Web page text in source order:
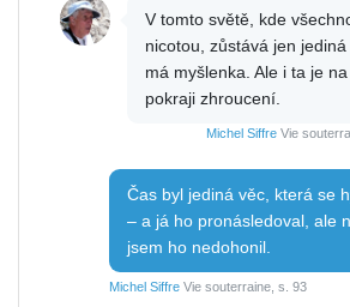
V tomto světě, kde
nicotou, zůstává jen
má myšlenka. Ale i ta je na
pokraji zhroucení.
Michel Siffre Vie
Čas byl jediná věc, která se
– a já ho pronásledoval, ale
jsem ho nedohonil.
Michel Siffre Vie souterraine, s. 93